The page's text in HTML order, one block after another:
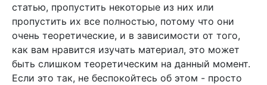
статью, пропустить некоторые из них или
пропустить их все полностью, потому что они
очень теоретические, и в зависимости от того,
как вам нравится изучать материал, это может
быть слишком теоретическим на данный момент.
Если это так, не беспокойтесь об этом - просто